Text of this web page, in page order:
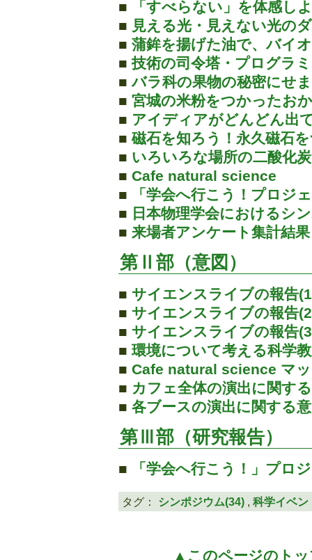
■
「すべらない」を体感し
■ 見える光・見えない光の
■ 蒲鉾を揚げた油で、バイ
■ 技術の司令塔・プログラ
■ バラ科の果物の秘密にせ
■ 宮城の米粉をつかったお
■ アイディアがどんどん出
■ 磁石を知ろう！永久磁石
■ いろいろな場所の二酸化
■ Cafe natural science
■
「学会へ行こう！プロジ
■ 日本物理学会におけるシ
■ 来場者アンケート集計結果
第Ⅱ部（意図）
■ サイエンスライブの報告
■ サイエンスライブの報告
■ サイエンスライブの報告
■ 環境について考える科学
■ Cafe natural science マ
■ カフェ全体の演出に関す
■ 各ブースの演出に関する
第Ⅲ部（研究報告）
■ 「学会へ行こう！」プロ
タグ： シンポジウム(34) , 科学イベン
▲このページのトッ